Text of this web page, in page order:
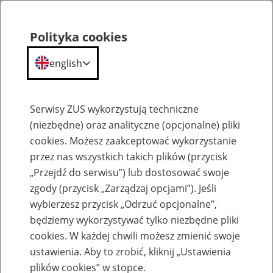
Szkolenia
Zaproś ZUS do siebie: Aktywni 50+
Polityka cookies
english
Serwisy ZUS wykorzystują techniczne
(niezbędne) oraz analityczne (opcjonalne) pliki
cookies. Możesz zaakceptować wykorzystanie
przez nas wszystkich takich plików (przycisk
„Przejdź do serwisu”) lub dostosować swoje
zgody (przycisk „Zarządzaj opcjami”). Jeśli
wybierzesz przycisk „Odrzuć opcjonalne”,
będziemy wykorzystywać tylko niezbędne pliki
cookies. W każdej chwili możesz zmienić swoje
ustawienia. Aby to zrobić, kliknij „Ustawienia
plików cookies” w stopce.